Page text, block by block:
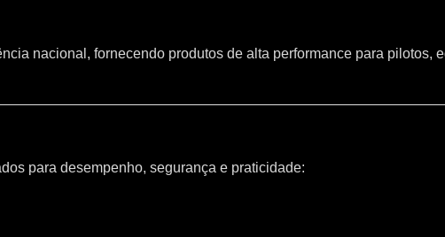
nacional, fornecendo produtos de alta performance para pilotos,
para desempenho, segurança e praticidade: